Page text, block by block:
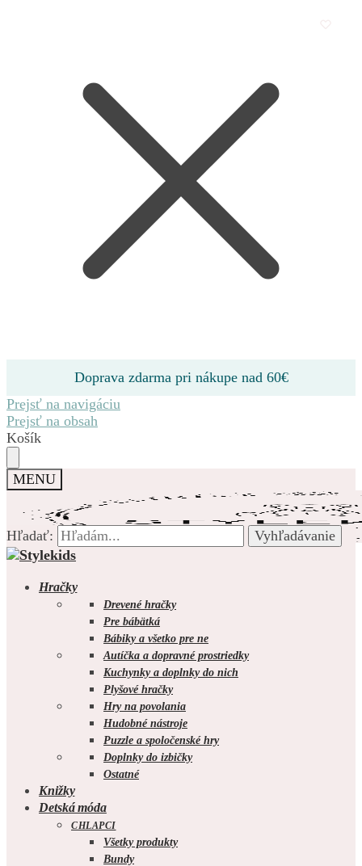
Prejsť na navigáciu
Prejsť na obsah
Košík
MENU
Hľadať: Vyhľadávanie
0.00
Hľadať: Vyhľadávanie
Hračky
Drevené hračky
Pre bábätká
Bábiky a všetko pre ne
Autíčka a dopravné prostriedky
Kuchynky a doplnky do nich
Plyšové hračky
Hry na povolania
Hudobné nástroje
Puzzle a spoločenské hry
Doplnky do izbičky
Ostatné
Knižky
Detská móda
CHLAPCI
Všetky produkty
Bundy
Doprava zdarma pri nákupe nad 60€